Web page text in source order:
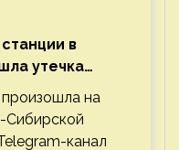
в
утечка
на
Сибирской
канал